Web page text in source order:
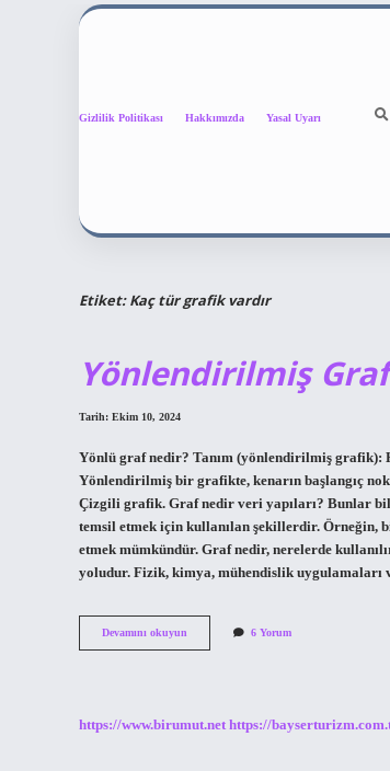
Gizlilik Politikası Hakkımızda Yasal Uyarı
Etiket:Kaç tür grafik vardır
Yönlendirilmiş
Tarih: Ekim 10, 2024
Yönlü graf nedir? Tanım (yönlendirilmiş
Yönlendirilmiş bir grafikte, kenarın başlangıç
Çizgili grafik. Graf nedir veri yapıları? Bunlar
temsil etmek için kullanılan şekillerdir. Örneğin,
etmek mümkündür. Graf nedir, nerelerde
yoludur. Fizik, kimya, mühendislik
Devamını okuyun Yönlendirilmiş
Graf
6 Yorum
https://www.birumut.net https://